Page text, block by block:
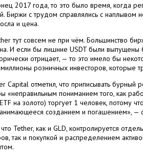
2017 года, то это было время, когда
Биржи с трудом справлялись с наплывом
и цена.
тут совсем не при чём. Большинство
И если бы лишние USDT были
отрицает, — то это имело бы
розничных инвесторов, которые
Capital отметил, что приписывать бурный
«неправильным пониманием того, как
на золото) торгует 1 человек, потому
созданием и погашением», —
Tether, как и GLD, контролируется
так и покупкой и распределением